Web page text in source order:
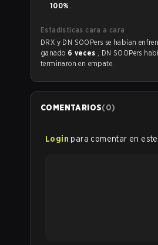
100% .
Estadísticas cara a cara
DRX y DN
ganado 6 veces , DN SOOPers
terminaron en empate.
COMENTARIOS(0)
Login para comentar en